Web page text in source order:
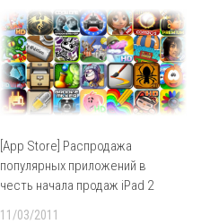
[App Store] Распродажа
популярных приложений в
честь начала продаж iPad 2
11/03/2011